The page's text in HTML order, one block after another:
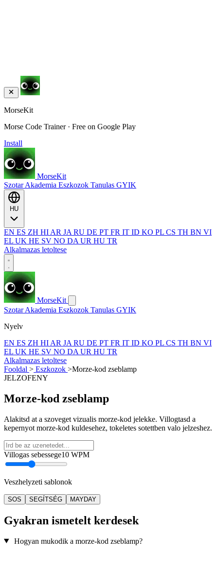
MorseKit
Morse Code Trainer · Free on Google Play
Install
MorseKit
SzotarAkademia Eszkozok Tanulas GYIK
EN ES ZH HI AR JA RU DE PT FR IT ID KO PL CS TH BN VI
EL UK HE SV NO DA UR HU TR
Alkalmazas letoltese
MorseKit
SzotarAkademia Eszkozok Tanulas GYIK
Nyelv
EN ES ZH HI AR JA RU DE PT FR IT ID KO PL CS TH BN VI
EL UK HE SV NO DA UR HU TR
Alkalmazas letoltese
Fooldal > Eszkozok >Morze-kod zseblamp
JELZOFENY
Morze-kod zseblamp
Alakitsd at a szoveget vizualis morze-kod jelekke. Villogtasd a
kepernyot morze-kod kuldesehez, tokeletes sotettben valo jelzeshez.
Villogas sebessege10 WPM
Veszhelyzeti sablonok
SOS SEGÍTSÉG MAYDAY
Gyakran ismetelt kerdesek
Hogyan mukodik a morze-kod zseblamp?